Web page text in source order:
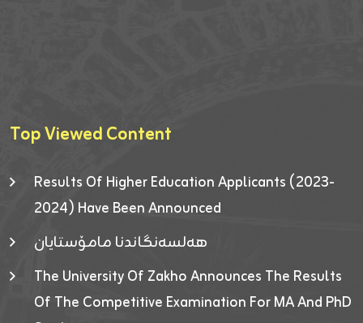
Top Viewed Content
Results Of Higher Education Applicants (2023-
2024) Have Been Announced
هەلسەنگاندنا مامۆستایان
The University Of Zakho Announces The Results
Of The Competitive Examination For MA And PhD